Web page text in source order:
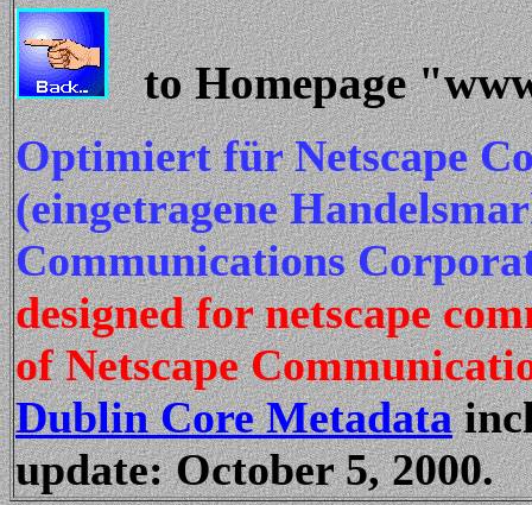
to Homepage
Optimiert für Netscape
(eingetragene
Communications
designed for netscape
of Netscape
Dublin Core Metadata
update: October 5, 2000.